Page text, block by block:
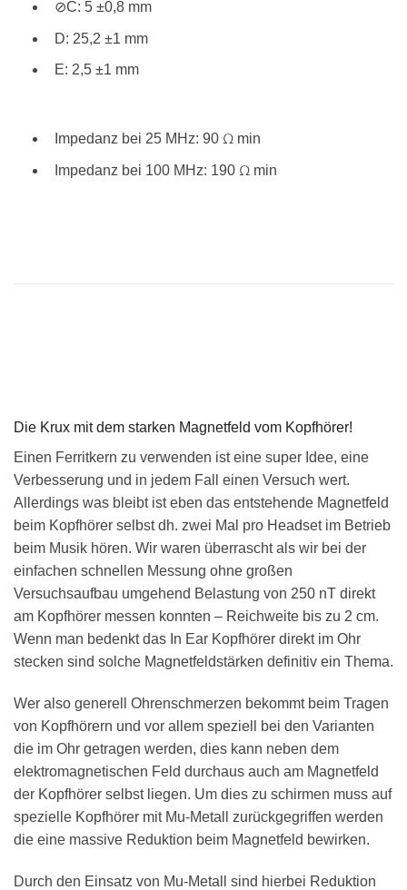
⊘C: 5 ±0,8 mm
D: 25,2 ±1 mm
E: 2,5 ±1 mm
Impedanz bei 25 MHz: 90 Ω min
Impedanz bei 100 MHz: 190 Ω min
Die Krux mit dem starken Magnetfeld vom Kopfhörer!
Einen Ferritkern zu verwenden ist eine super Idee, eine
Verbesserung und in jedem Fall einen Versuch wert.
Allerdings was bleibt ist eben das entstehende Magnetfeld
beim Kopfhörer selbst dh. zwei Mal pro Headset im Betrieb
beim Musik hören. Wir waren überrascht als wir bei der
einfachen schnellen Messung ohne großen
Versuchsaufbau umgehend Belastung von 250 nT direkt
am Kopfhörer messen konnten – Reichweite bis zu 2 cm.
Wenn man bedenkt das In Ear Kopfhörer direkt im Ohr
stecken sind solche Magnetfeldstärken definitiv ein Thema.
Wer also generell Ohrenschmerzen bekommt beim Tragen
von Kopfhörern und vor allem speziell bei den Varianten
die im Ohr getragen werden, dies kann neben dem
elektromagnetischen Feld durchaus auch am Magnetfeld
der Kopfhörer selbst liegen. Um dies zu schirmen muss auf
spezielle Kopfhörer mit Mu-Metall zurückgegriffen werden
die eine massive Reduktion beim Magnetfeld bewirken.
Durch den Einsatz von Mu-Metall sind hierbei Reduktion